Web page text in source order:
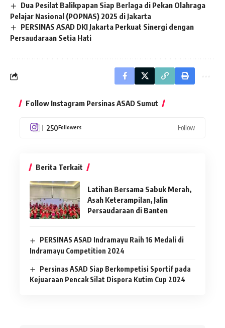
Dua Pesilat Balikpapan Siap Berlaga di Pekan Olahraga
Pelajar Nasional (POPNAS) 2025 di Jakarta
PERSINAS ASAD DKI Jakarta Perkuat Sinergi dengan
Persaudaraan Setia Hati
Follow Instagram Persinas ASAD Sumut
250Followers Follow
Berita Terkait
Latihan Bersama Sabuk Merah,
Asah Keterampilan, Jalin
Persaudaraan di Banten
PERSINAS ASAD Indramayu Raih 16 Medali di
Indramayu Competition 2024
Persinas ASAD Siap Berkompetisi Sportif pada
Kejuaraan Pencak Silat Dispora Kutim Cup 2024